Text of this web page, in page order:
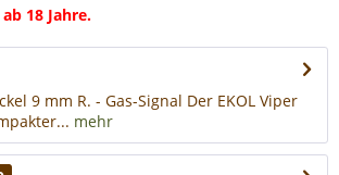
18 Jahre.
9 mm R. - Gas-Signal Der EKOL Viper
mehr